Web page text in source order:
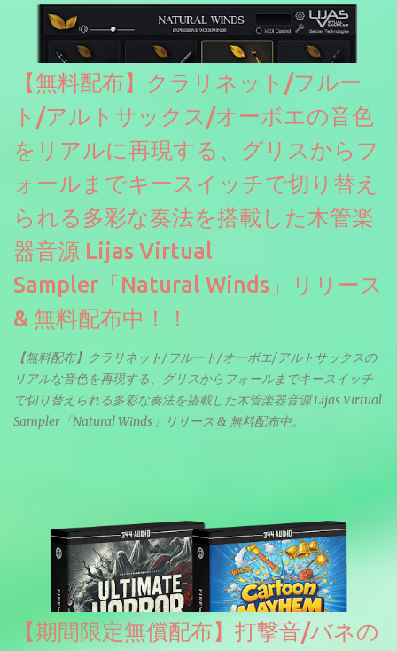
【無料配布】クラリネット/フルー
ト/アルトサックス/オーボエの音色
をリアルに再現する、グリスからフ
ォールまでキースイッチで切り替え
られる多彩な奏法を搭載した木管楽
器音源 Lijas Virtual
Sampler「Natural Winds」リリース
& 無料配布中！！
【無料配布】クラリネット/フルート/オーボエ/アルトサックスの
リアルな音色を再現する、グリスからフォールまでキースイッチ
で切り替えられる多彩な奏法を搭載した木管楽器音源 Lijas Virtual
Sampler「Natural Winds」リリース & 無料配布中。
【期間限定無償配布】打撃音/バネの